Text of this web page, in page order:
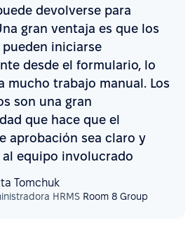
devolverse para
gran ventaja es que los
iniciarse
desde el formulario, lo
mucho trabajo manual. Los
son una gran
que hace que el
aprobación sea claro y
al equipo involucrado
Tomchuk
HRMS Room 8 Group